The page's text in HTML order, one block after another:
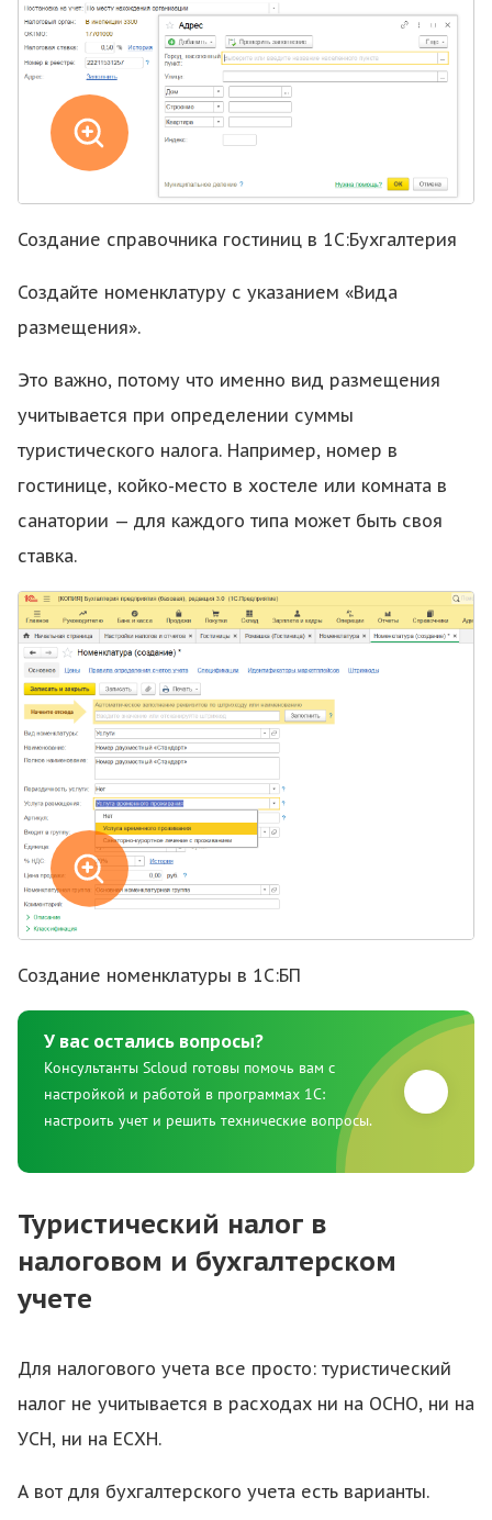
Создание справочника гостиниц в 1С:Бухгалтерия
Создайте номенклатуру с указанием «Вида
размещения».
Это важно, потому что именно вид размещения
учитывается при определении суммы
туристического налога. Например, номер в
гостинице, койко-место в хостеле или комната в
санатории — для каждого типа может быть своя
ставка.
Создание номенклатуры в 1С:БП
У вас остались вопросы?
Консультанты Scloud готовы помочь вам с
настройкой и работой в программах 1С:
настроить учет и решить технические вопросы.
Туристический налог в
налоговом и бухгалтерском
учете
Для налогового учета все просто: туристический
налог не учитывается в расходах ни на ОСНО, ни на
УСН, ни на ЕСХН.
А вот для бухгалтерского учета есть варианты.